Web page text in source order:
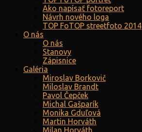
Ako napísať fotoreport
Návrh nového loga
TOP FoTOP streetfoto 2014
O nás
O nás
Stanovy
Zápisnice
Galéria
Miroslav Borkovič
Miloslav Brandt
Pavol Čepček
Michal Gašparík
Monika Gduľová
Martin Horváth
Milan Horváth